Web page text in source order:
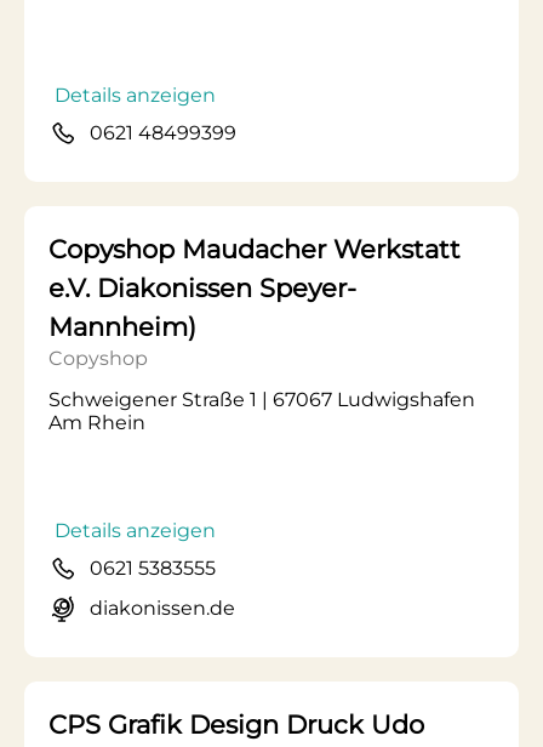
Details anzeigen
0621 48499399
Copyshop Maudacher Werkstatt
e.V. Diakonissen Speyer-
Mannheim)
Copyshop
Schweigener Straße 1 | 67067 Ludwigshafen
Am Rhein
Details anzeigen
0621 5383555
diakonissen.de
CPS Grafik Design Druck Udo